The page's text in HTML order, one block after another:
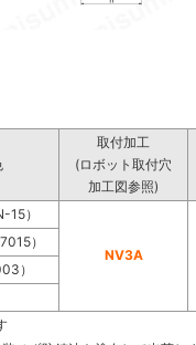
取付加工
(ロボット取付穴
加工図参照)
15）
NV3A
）
）